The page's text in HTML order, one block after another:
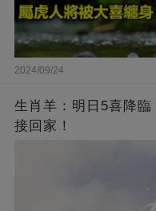
2024/09/24
生肖羊：明日5喜降
接回家！